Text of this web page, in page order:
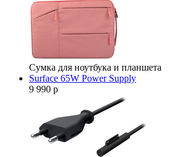
Сумка для ноутбука и планшета
Surface 65W Power Supply
9 990 р